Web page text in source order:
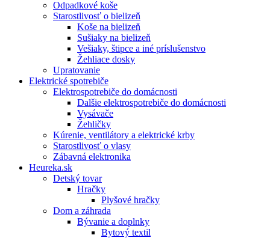
Odpadkové koše
Starostlivosť o bielizeň
Koše na bielizeň
Sušiaky na bielizeň
Vešiaky, štipce a iné príslušenstvo
Žehliace dosky
Upratovanie
Elektrické spotrebiče
Elektrospotrebiče do domácnosti
Dalšie elektrospotrebiče do domácnosti
Vysávače
Žehličky
Kúrenie, ventilátory a elektrické krby
Starostlivosť o vlasy
Zábavná elektronika
Heureka.sk
Detský tovar
Hračky
Plyšové hračky
Dom a záhrada
Bývanie a doplnky
Bytový textil